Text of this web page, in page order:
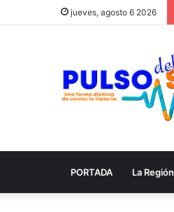
jueves, agosto 6 2026
PORTADA La Región